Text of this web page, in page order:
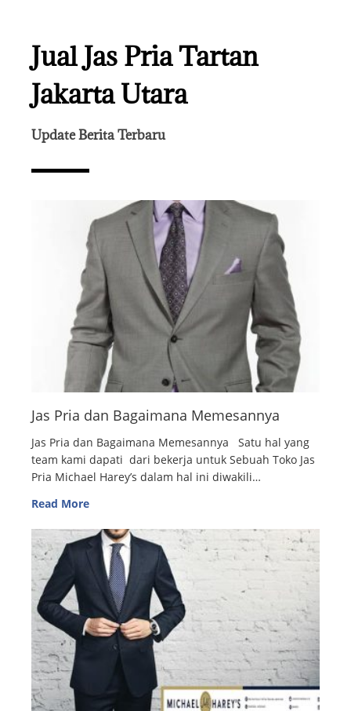
Jual Jas Pria Tartan
Jakarta Utara
Update Berita Terbaru
Jas Pria dan Bagaimana Memesannya
Jas Pria dan Bagaimana Memesannya Satu hal yang
team kami dapati dari bekerja untuk Sebuah Toko Jas
Pria Michael Harey’s dalam hal ini diwakili…
Read More